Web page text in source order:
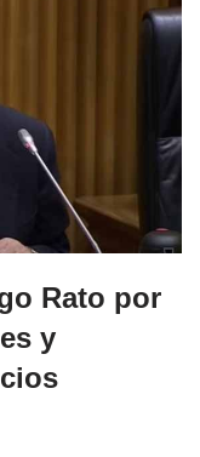
Rato por
y